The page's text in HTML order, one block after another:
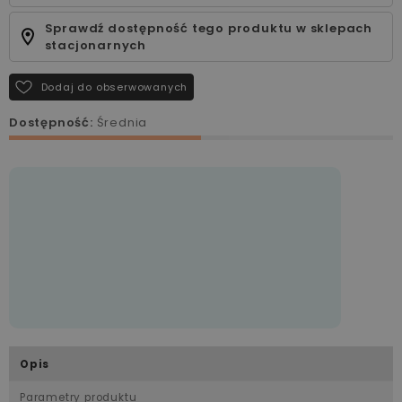
Sprawdź dostępność tego produktu w sklepach
stacjonarnych
Dodaj do obserwowanych
Dostępność: Średnia
Opis
Parametry produktu